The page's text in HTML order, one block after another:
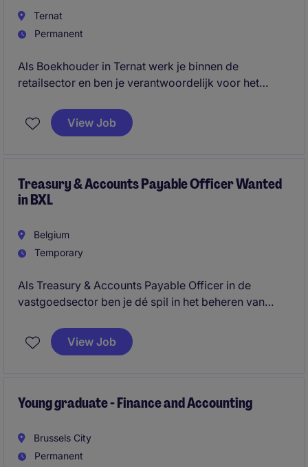
Ternat
Permanent
Als Boekhouder in Ternat werk je binnen de
retailsector en ben je verantwoordelijk voor het
van administratieve taken. Je zorgt ervoor dat alle
boekhoudkundige processen soepel verlopen en
View Job
Treasury & Accounts Payable Officer Wanted
in BXL
Belgium
Temporary
Als Treasury & Accounts Payable Officer in de
vastgoedsector ben je dé spil in het beheren van
hun kantoor in Brussel draag je bij aan de soepel
draaiende financiële processen en speel je een
View Job
Young graduate - Finance and Accounting
Brussels City
Permanent